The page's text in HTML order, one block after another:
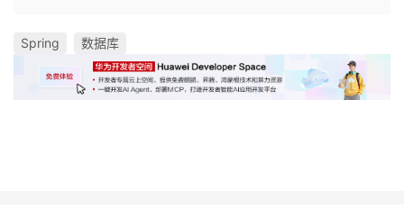
Spring 数据库